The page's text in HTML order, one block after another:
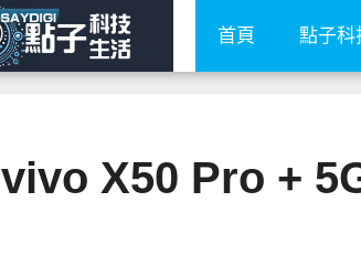
首頁 點子科
vivo X50 Pro +